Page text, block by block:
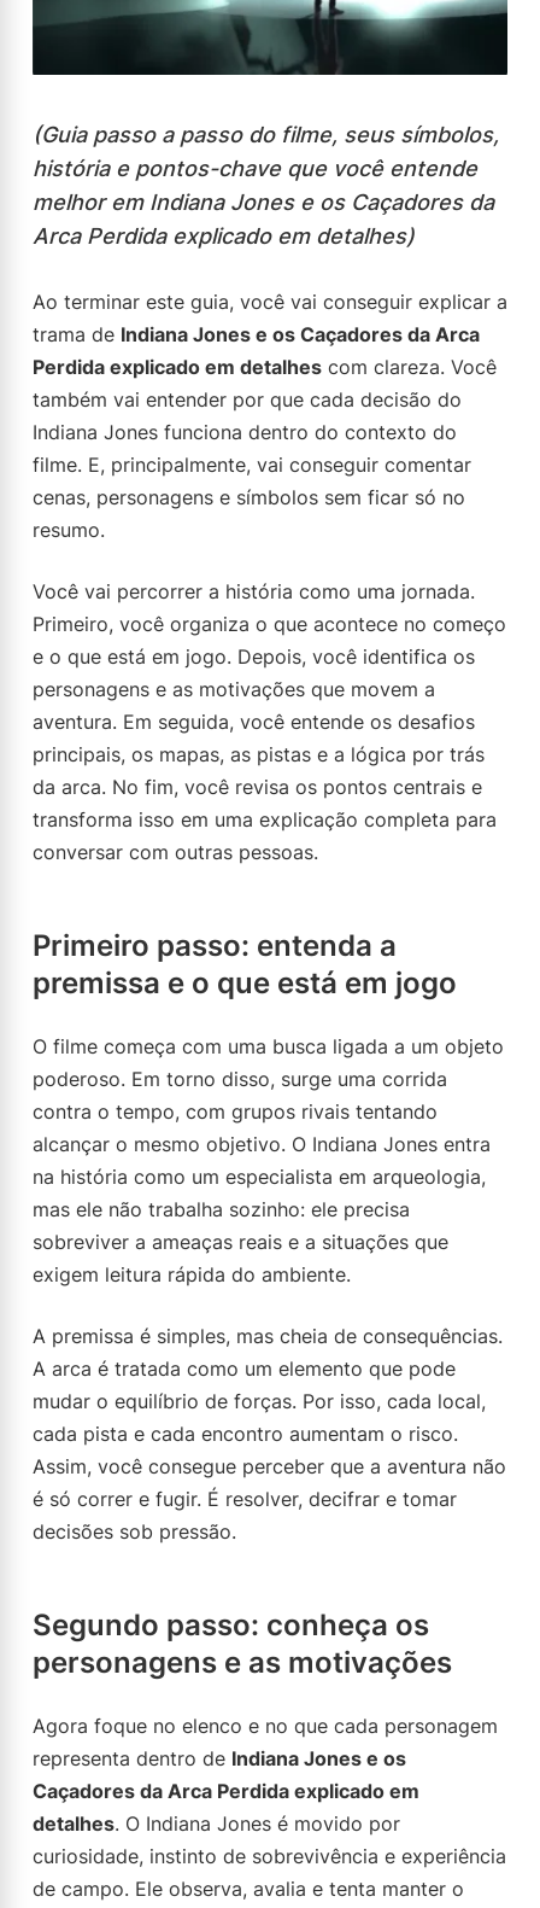
(Guia passo a passo do filme, seus símbolos,
história e pontos-chave que você entende
melhor em Indiana Jones e os Caçadores da
Arca Perdida explicado em detalhes)
Ao terminar este guia, você vai conseguir explicar a
trama de Indiana Jones e os Caçadores da Arca
Perdida explicado em detalhes com clareza. Você
também vai entender por que cada decisão do
Indiana Jones funciona dentro do contexto do
filme. E, principalmente, vai conseguir comentar
cenas, personagens e símbolos sem ficar só no
resumo.
Você vai percorrer a história como uma jornada.
Primeiro, você organiza o que acontece no começo
e o que está em jogo. Depois, você identifica os
personagens e as motivações que movem a
aventura. Em seguida, você entende os desafios
principais, os mapas, as pistas e a lógica por trás
da arca. No fim, você revisa os pontos centrais e
transforma isso em uma explicação completa para
conversar com outras pessoas.
Primeiro passo: entenda a
premissa e o que está em jogo
O filme começa com uma busca ligada a um objeto
poderoso. Em torno disso, surge uma corrida
contra o tempo, com grupos rivais tentando
alcançar o mesmo objetivo. O Indiana Jones entra
na história como um especialista em arqueologia,
mas ele não trabalha sozinho: ele precisa
sobreviver a ameaças reais e a situações que
exigem leitura rápida do ambiente.
A premissa é simples, mas cheia de consequências.
A arca é tratada como um elemento que pode
mudar o equilíbrio de forças. Por isso, cada local,
cada pista e cada encontro aumentam o risco.
Assim, você consegue perceber que a aventura não
é só correr e fugir. É resolver, decifrar e tomar
decisões sob pressão.
Segundo passo: conheça os
personagens e as motivações
Agora foque no elenco e no que cada personagem
representa dentro de Indiana Jones e os
Caçadores da Arca Perdida explicado em
detalhes. O Indiana Jones é movido por
curiosidade, instinto de sobrevivência e experiência
de campo. Ele observa, avalia e tenta manter o